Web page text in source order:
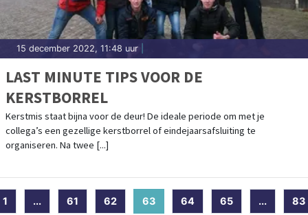
15 december 2022, 11:48 uur
LAST MINUTE TIPS VOOR DE
KERSTBORREL
Kerstmis staat bijna voor de deur! De ideale periode om met je
collega’s een gezellige kerstborrel of eindejaarsafsluiting te
organiseren. Na twee [...]
1 ... 61 62 63 (current)
64 65 ... 83